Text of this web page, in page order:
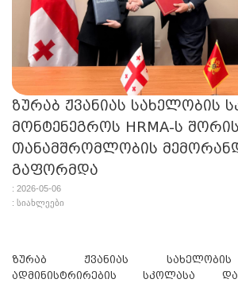
ზურაბ ჟვანიას სახელობის
მონტენეგროს HRMA-ს შორის
თანამშრომლობის
გაფორმდა
: 2026-05-06
: სიახლეები
ზურაბ ჟვანიას
ადმინისტრირების სკოლასა